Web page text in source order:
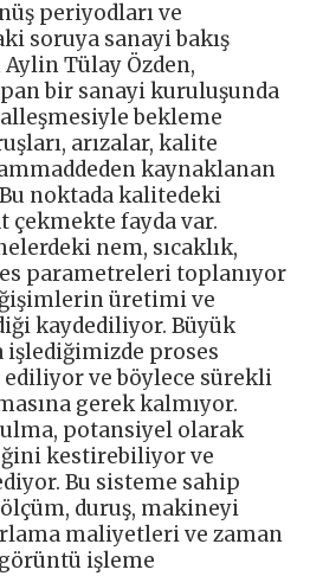
periyodları ve
soruya sanayi bakış
Aylin Tülay Özden,
bir sanayi kuruluşunda
bekleme
arızalar, kalite
kaynaklanan
noktada kalitedeki
fayda var.
nem, sıcaklık,
parametreleri toplanıyor
üretimi ve
kaydediliyor. Büyük
proses
ve böylece sürekli
gerek kalmıyor.
potansiyel olarak
kestirebiliyor ve
Bu sisteme sahip
duruş, makineyi
maliyetleri ve zaman
görüntü işleme